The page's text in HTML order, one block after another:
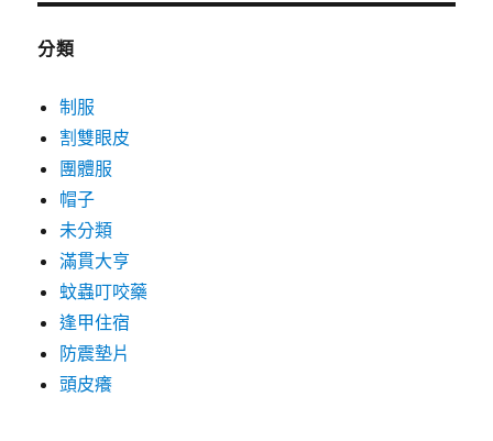
分類
制服
割雙眼皮
團體服
帽子
未分類
滿貫大亨
蚊蟲叮咬藥
逢甲住宿
防震墊片
頭皮癢